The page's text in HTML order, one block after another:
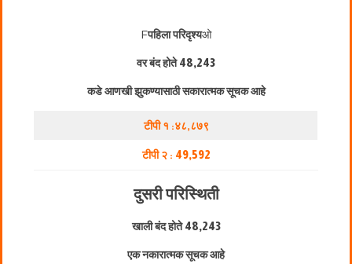
Fपहिला परिदृश्यओ
वर बंद होते48,243
कडे आणखी झुकण्यासाठी सकारात्मक सूचक आहे
टीपी १ :४८,८७९
टीपी २ : 49,592
दुसरी परिस्थिती
खाली बंद होते48,243
एक नकारात्मक सूचक आहे